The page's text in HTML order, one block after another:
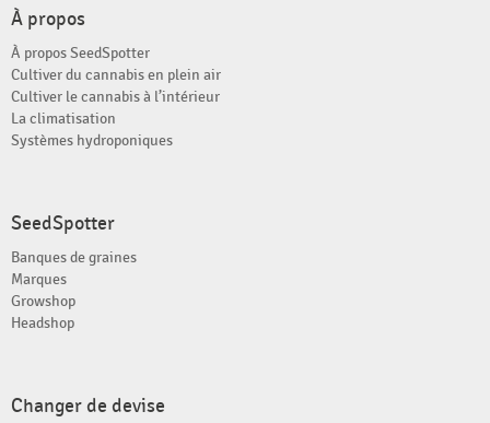
À propos
À propos SeedSpotter
Cultiver du cannabis en plein air
Cultiver le cannabis à l’intérieur
La climatisation
Systèmes hydroponiques
SeedSpotter
Banques de graines
Marques
Growshop
Headshop
Changer de devise